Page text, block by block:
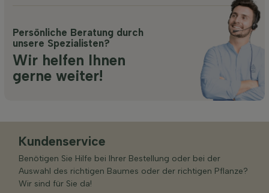
Persönliche Beratung durch
unsere Spezialisten?
Wir helfen Ihnen
gerne weiter!
Kundenservice
Benötigen Sie Hilfe bei Ihrer Bestellung oder bei der
Auswahl des richtigen Baumes oder der richtigen Pflanze?
Wir sind für Sie da!